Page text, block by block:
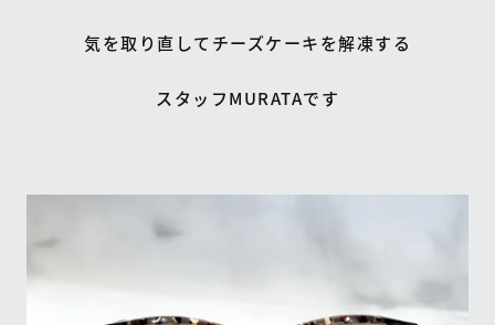
気を取り直してチーズケーキを解凍する
スタッフMURATAです